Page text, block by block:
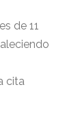
de 11
cita